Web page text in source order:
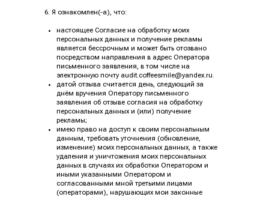
6. Я ознакомлен(-а), что:
настоящее Согласие на обработку моих
персональных данных и получение рекламы
является бессрочным и может быть отозвано
посредством направления в адрес Оператора
письменного заявления, в том числе на
электронную почту audit.coffeesmile@yandex.ru.
датой отзыва считается день, следующий за
днём вручения Оператору письменного
заявления об отзыве согласия на обработку
персональных данных и (или) получение
рекламы;
имею право на доступ к своим персональным
данным, требовать уточнения (обновление,
изменение) моих персональных данных, а также
удаления и уничтожения моих персональных
данных в случаях их обработки Оператором и
иными указанными Оператором и
согласованными мной третьими лицами
(операторами), нарушающих мои законные